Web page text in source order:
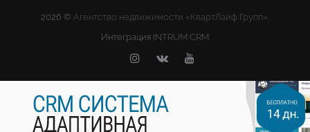
2026 © Агентство недвижимости «КвартЛайф Групп».
Интеграция INTRUM CRM